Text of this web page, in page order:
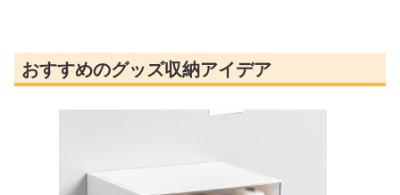
おすすめのグッズ収納アイデア